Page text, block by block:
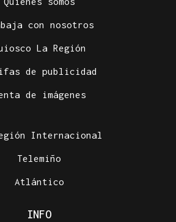
con nosotros
La Región
de publicidad
de imágenes
Internacional
Telemiño
Atlántico
INFO